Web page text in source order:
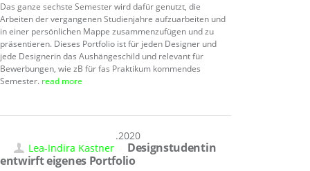
Das ganze sechste Semester wird dafür genutzt, die
Arbeiten der vergangenen Studienjahre aufzuarbeiten und
in einer persönlichen Mappe zusammenzufügen und zu
präsentieren. Dieses Portfolio ist für jeden Designer und
jede Designerin das Aushängeschild und relevant für
Bewerbungen, wie zB für fas Praktikum kommendes
Semester. read more
16.07.2020
Lea-Indira Kastner
Designstudentin
entwirft eigenes Portfolio